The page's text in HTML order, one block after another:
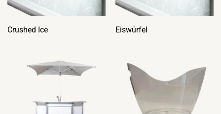
Crushed Ice Eiswürfel